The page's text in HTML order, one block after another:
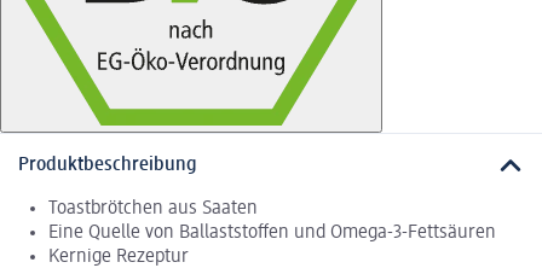
Produktbeschreibung
Toastbrötchen aus Saaten
Eine Quelle von Ballaststoffen und Omega-3-Fettsäuren
Kernige Rezeptur